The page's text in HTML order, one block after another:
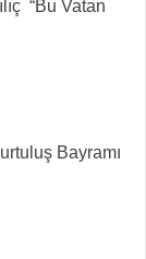
“Bu Vatan
Bayramı